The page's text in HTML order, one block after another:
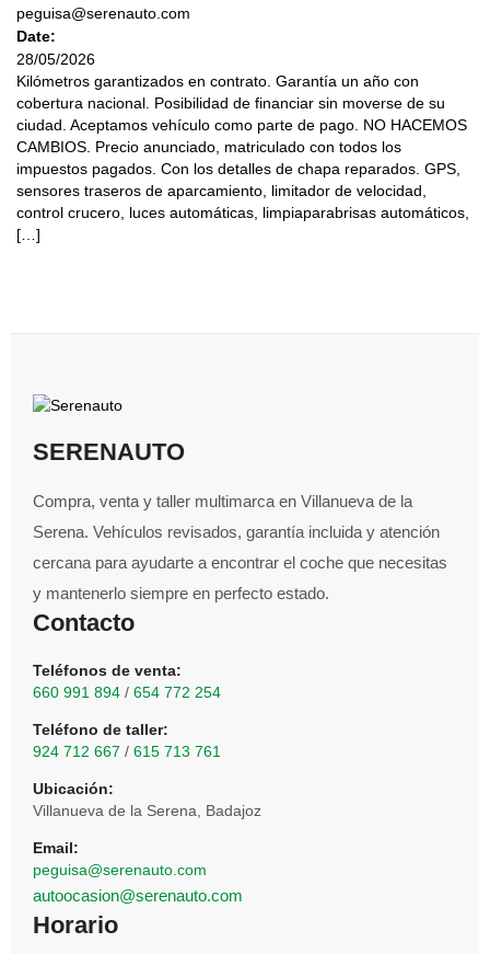
peguisa@serenauto.com
Date:
28/05/2026
Kilómetros garantizados en contrato. Garantía un año con
cobertura nacional. Posibilidad de financiar sin moverse de su
ciudad. Aceptamos vehículo como parte de pago. NO HACEMOS
CAMBIOS. Precio anunciado, matriculado con todos los
impuestos pagados. Con los detalles de chapa reparados. GPS,
sensores traseros de aparcamiento, limitador de velocidad,
control crucero, luces automáticas, limpiaparabrisas automáticos,
[…]
SERENAUTO
Compra, venta y taller multimarca en Villanueva de la
Serena. Vehículos revisados, garantía incluida y atención
cercana para ayudarte a encontrar el coche que necesitas
y mantenerlo siempre en perfecto estado.
Contacto
Teléfonos de venta:
660 991 894 / 654 772 254
Teléfono de taller:
924 712 667 / 615 713 761
Ubicación:
Villanueva de la Serena, Badajoz
Email:
peguisa@serenauto.com
autoocasion@serenauto.com
Horario